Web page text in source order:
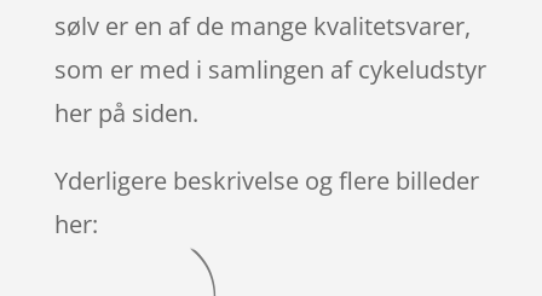
sølv er en af de mange kvalitetsvarer,
som er med i samlingen af cykeludstyr
her på siden.
Yderligere beskrivelse og flere billeder
her: